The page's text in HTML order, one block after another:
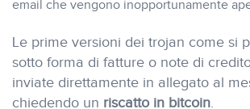
email che vengono inopportunamente
Le prime versioni dei trojan come si
sotto forma di fatture o note di
inviate direttamente in allegato al
chiedendo un riscatto in bitcoin.